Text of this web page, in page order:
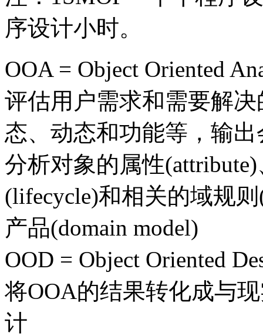
序设计小时。
OOA = Object Oriented
评估用户需求和需要解
态、动态和功能等，输
分析对象的属性
(lifecycle)和相关的域规
产品(domain model)
OOD = Object Oriented
将OOA的结果转化成与
计